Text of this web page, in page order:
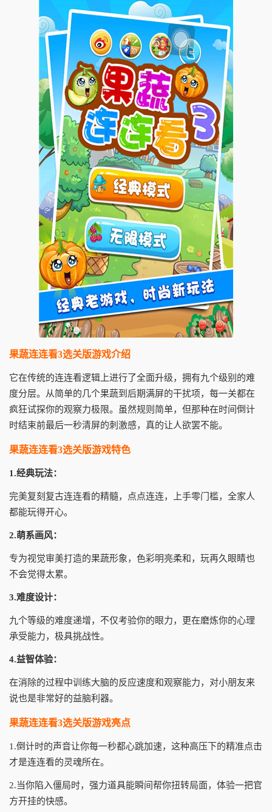
果蔬连连看3选关版游戏介绍
它在传统的连连看逻辑上进行了全面升级，拥有九个级别的难
度分层。从简单的几个果蔬到后期满屏的干扰项，每一关都在
疯狂试探你的观察力极限。虽然规则简单，但那种在时间倒计
时结束前最后一秒清屏的刺激感，真的让人欲罢不能。
果蔬连连看3选关版游戏特色
1.经典玩法：
完美复刻复古连连看的精髓，点点连连，上手零门槛，全家人
都能玩得开心。
2.萌系画风：
专为视觉审美打造的果蔬形象，色彩明亮柔和，玩再久眼睛也
不会觉得太累。
3.难度设计：
九个等级的难度递增，不仅考验你的眼力，更在磨炼你的心理
承受能力，极具挑战性。
4.益智体验：
在消除的过程中训练大脑的反应速度和观察能力，对小朋友来
说也是非常好的益脑利器。
果蔬连连看3选关版游戏亮点
1.倒计时的声音让你每一秒都心跳加速，这种高压下的精准点击
才是连连看的灵魂所在。
2.当你陷入僵局时，强力道具能瞬间帮你扭转局面，体验一把官
方开挂的快感。